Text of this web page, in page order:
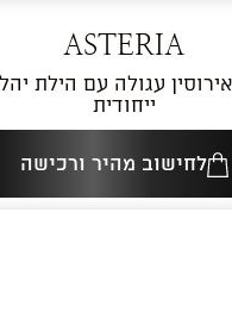
ASTERIA
עגולה עם הילת
ייחודית
לחישוב מהיר ורכישה